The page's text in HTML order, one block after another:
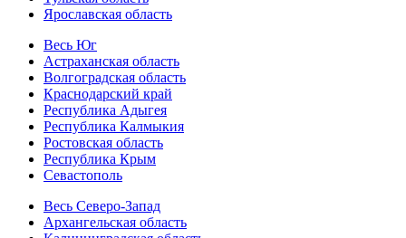
Ярославская область
Весь Юг
Астраханская область
Волгоградская область
Краснодарский край
Республика Адыгея
Республика Калмыкия
Ростовская область
Республика Крым
Севастополь
Весь Северо-Запад
Архангельская область